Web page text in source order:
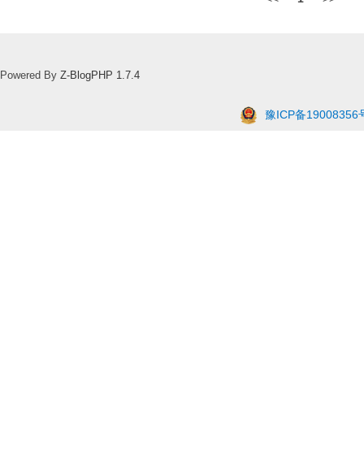
Powered By Z-BlogPHP 1.7.4
豫ICP备19008356